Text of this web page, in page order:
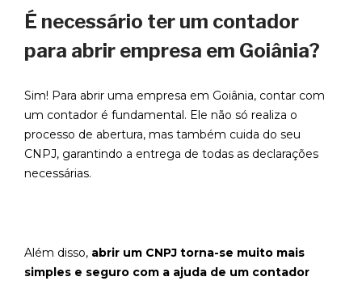
É necessário ter um contador
para abrir empresa em Goiânia?
Sim! Para abrir uma empresa em Goiânia, contar com
um contador é fundamental. Ele não só realiza o
processo de abertura, mas também cuida do seu
CNPJ, garantindo a entrega de todas as declarações
necessárias.
Além disso, abrir um CNPJ torna-se muito mais
simples e seguro com a ajuda de um contador